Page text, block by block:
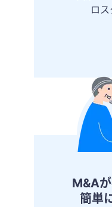
ロ
M&A
簡単